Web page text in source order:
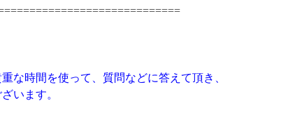
な時間を使って、質問などに答えて頂き、
います。